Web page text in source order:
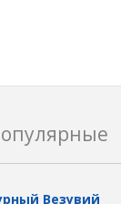
Везувий